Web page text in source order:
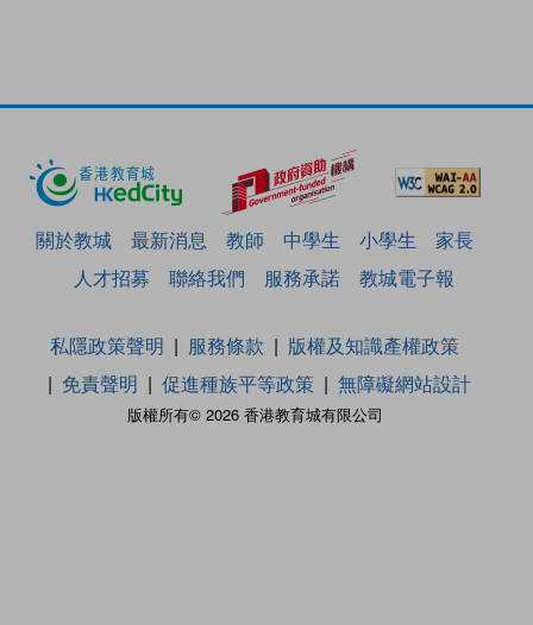
關於教城 最新消息 教師 中學生 小學生
家長
人才招募
聯絡我們 服務承諾 教城電子報
版權所有© 2026 香港教育城有限公司
私隱政策聲明 服務條款
版權及知識產權政策
免責聲明
促進種族平等政策 無障礙網站設計